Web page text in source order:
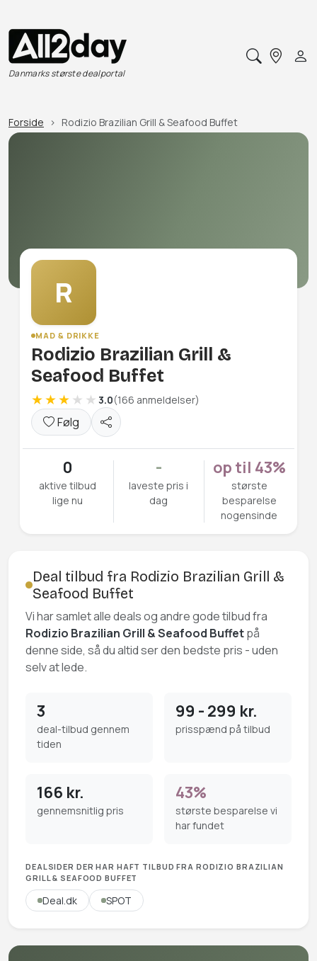
Danmarks største dealportal
Forside Rodizio Brazilian Grill & Seafood Buffet
R
MAD & DRIKKE
Rodizio Brazilian Grill &
Seafood Buffet
3.0(166 anmeldelser)
Følg
0
aktive tilbud
lige nu
-
laveste pris i
dag
op til 43%
største
besparelse
nogensinde
Deal tilbud fra Rodizio Brazilian Grill &
Seafood Buffet
Vi har samlet alle deals og andre gode tilbud fra
Rodizio Brazilian Grill & Seafood Buffetpå
denne side, så du altid ser den bedste pris - uden
selv at lede.
3
deal-tilbud gennem
tiden
99 - 299 kr.
prisspænd på tilbud
166 kr.
gennemsnitlig pris
43%
største besparelse vi
har fundet
DEALSIDER DER HAR HAFT TILBUD FRA RODIZIO BRAZILIAN
GRILL & SEAFOOD BUFFET
Deal.dk SPOT